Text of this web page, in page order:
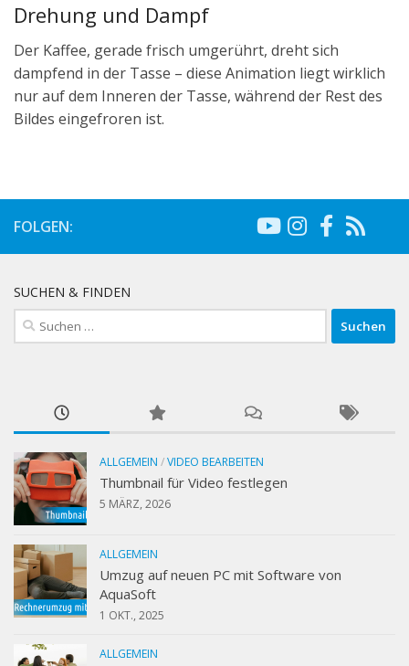
Drehung und Dampf
Der Kaffee, gerade frisch umgerührt, dreht sich
dampfend in der Tasse – diese Animation liegt wirklich
nur auf dem Inneren der Tasse, während der Rest des
Bildes eingefroren ist.
FOLGEN:
SUCHEN & FINDEN
Suchen
nach:
ALLGEMEIN /VIDEO BEARBEITEN
Thumbnail für Video festlegen
5 MÄRZ, 2026
ALLGEMEIN
Umzug auf neuen PC mit Software von
AquaSoft
1 OKT., 2025
ALLGEMEIN